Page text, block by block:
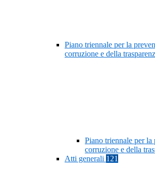
Piano triennale per la
corruzione e della
Piano triennale per la
corruzione e della
Atti generali 121